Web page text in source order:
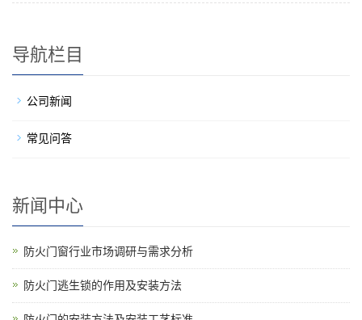
导航栏目
公司新闻
常见问答
新闻中心
防火门窗行业市场调研与需求分析
防火门逃生锁的作用及安装方法